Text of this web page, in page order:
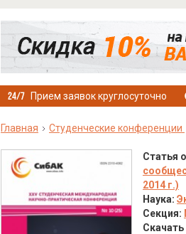
Прием заявок круглосуточно
Главная Студенческие конференции
Статья
2014 г.)
Наука:
Секция:
Скачать